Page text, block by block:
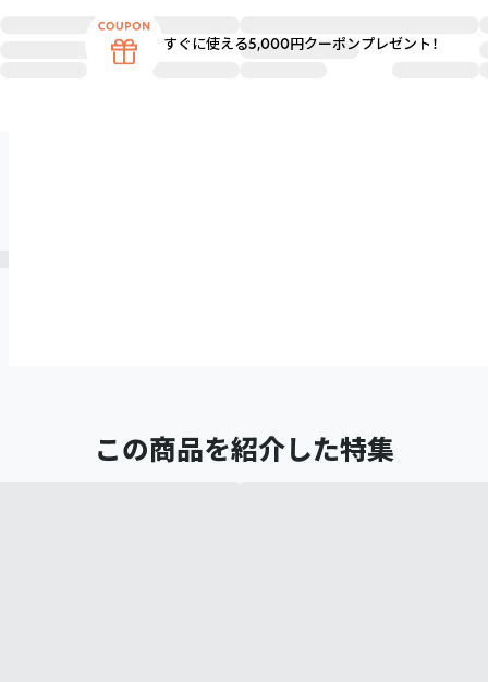
この商品を紹介した特集
すぐに使える5,000円クーポンプレゼント！